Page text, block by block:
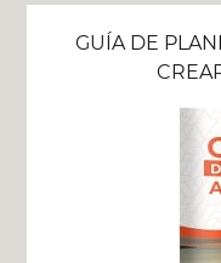
GUÍA DE